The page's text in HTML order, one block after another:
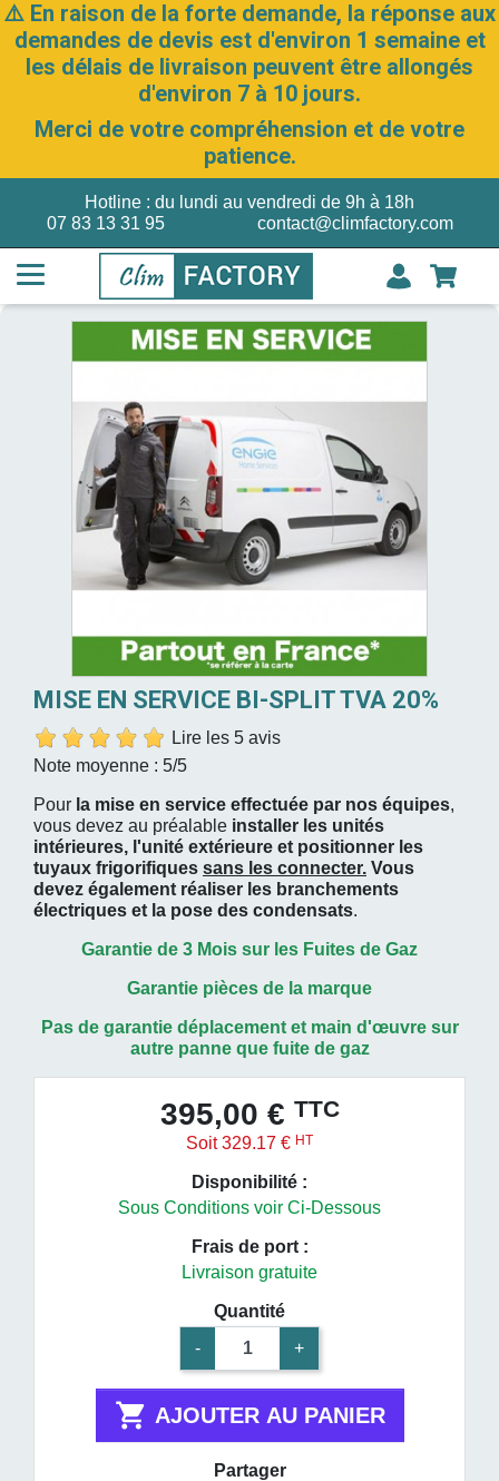
⚠️ En raison de la forte demande, la réponse aux
demandes de devis est d'environ 1 semaine et
les délais de livraison peuvent être allongés
d'environ 7 à 10 jours.
Merci de votre compréhension et de votre
patience.
07 83 13 31 95
Hotline : du lundi au vendredi de 9h à 18h
contact@climfactory.com
MISE EN SERVICE BI-SPLIT TVA 20%
Lire les 5 avis
Note moyenne : 5/5
Pour la mise en service effectuée par nos équipes,
vous devez au préalable installer les unités
intérieures, l'unité extérieure et positionner les
tuyaux frigorifiques sans les connecter. Vous
devez également réaliser les branchements
électriques et la pose des condensats.
Garantie de 3 Mois sur les Fuites de Gaz
Garantie pièces de la marque
Pas de garantie déplacement et main d'œuvresur
autre panne que fuite de gaz
395,00 € TTC
Soit 329.17 € HT
Disponibilité :
Sous Conditions voir Ci-Dessous
Frais de port :
Livraison gratuite
Quantité
-
+
 AJOUTER AU PANIER
Partager